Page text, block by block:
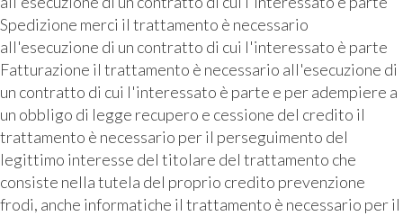
Spedizione merci il trattamento è necessario
all'esecuzione di un contratto di cui l'interessato è parte
Fatturazione il trattamento è necessario all'esecuzione di
un contratto di cui l'interessato è parte e per adempiere a
un obbligo di legge recupero e cessione del credito il
trattamento è necessario per il perseguimento del
legittimo interesse del titolare del trattamento che
consiste nella tutela del proprio credito prevenzione
frodi, anche informatiche il trattamento è necessario per il